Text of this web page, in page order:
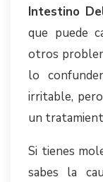
Intestino
que puede
otros
lo
irritable,
un
Si tienes
sabes la